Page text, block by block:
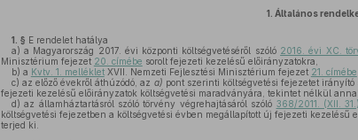
1. Általános
1. § E rendelet hatálya
a) a Magyarország 2017. évi központi költségvetéséről szóló 2016. évi XC.
Minisztérium fejezet 20. címébe sorolt fejezeti kezelésű előirányzatokra,
b) a Kvtv. 1. mellékletXVII. Nemzeti Fejlesztési Minisztérium fejezet 21. címébe
c) az előző évekről áthúzódó, az a) pont szerinti költségvetési fejezetet
fejezeti kezelésű előirányzatok költségvetési maradványára, tekintet nélkül
d) az államháztartásról szóló törvény végrehajtásáról szóló 368/2011. (XII.
költségvetési fejezetben a költségvetési évben megállapított új fejezeti kezelésű
terjed ki.